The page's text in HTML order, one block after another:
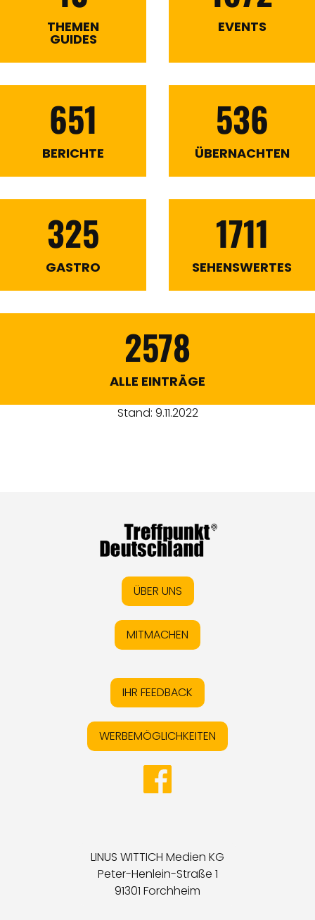
THEMEN
GUIDES
EVENTS
651
BERICHTE
536
ÜBERNACHTEN
325
GASTRO
1711
SEHENSWERTES
2578
ALLE EINTRÄGE
Stand: 9.11.2022
ÜBER UNS
MITMACHEN
IHR FEEDBACK
WERBEMÖGLICHKEITEN
LINUS WITTICH Medien KG
Peter-Henlein-Straße 1
91301 Forchheim